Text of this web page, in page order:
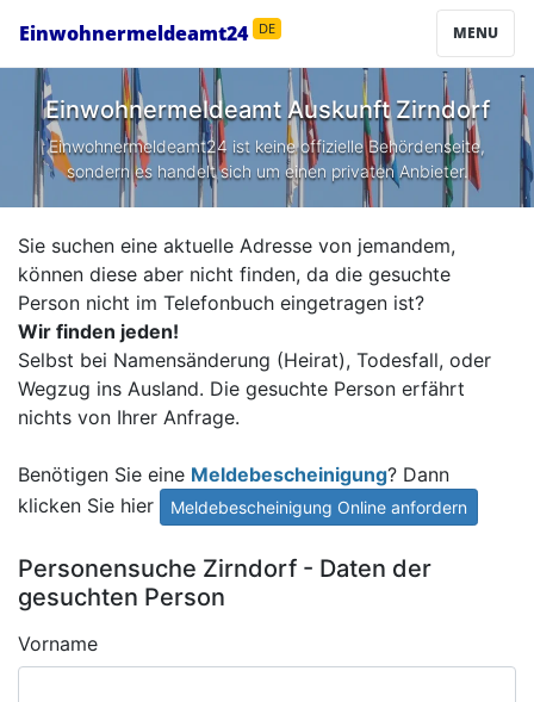
Einwohnermeldeamt24 DE MENU
Einwohnermeldeamt AuskunftZirndorf
Einwohnermeldeamt24 ist keine offizielle Behördenseite,
sondern es handelt sich um einen privaten Anbieter.
Sie suchen eine aktuelle Adresse von jemandem,
können diese aber nicht finden, da die gesuchte
Person nicht im Telefonbuch eingetragen ist?
Wir finden jeden!
Selbst bei Namensänderung (Heirat), Todesfall, oder
Wegzug ins Ausland. Die gesuchte Person erfährt
nichts von Ihrer Anfrage.
Benötigen Sie eine Meldebescheinigung? Dann
klicken Sie hier
Meldebescheinigung Online anfordern
Personensuche Zirndorf - Daten der
gesuchten Person
Vorname